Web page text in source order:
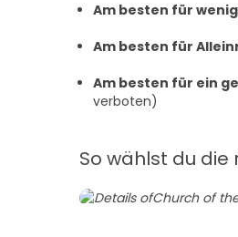
Am besten für
Am besten für
Am besten für ein
verboten)
So wählst du